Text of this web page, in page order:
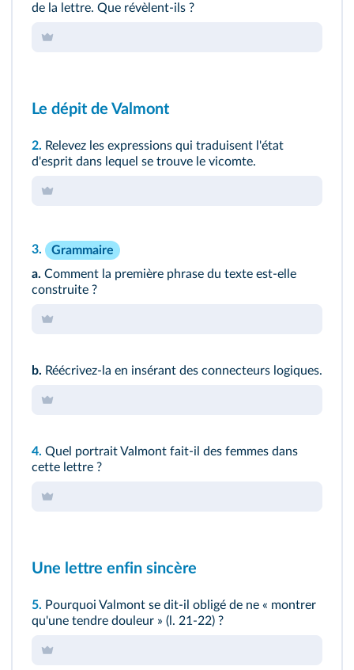
de la lettre. Que révèlent-ils ?
Le dépit de Valmont
2. Relevez les expressions qui traduisent l'état
d'esprit dans lequel se trouve le vicomte.
3.
Grammaire
a. Comment la première phrase du texte est‑elle
construite ?
b. Réécrivez‑la en insérant des connecteurs logiques.
4. Quel portrait Valmont fait‑il des femmes dans
cette lettre ?
Une lettre enfin sincère
5. Pourquoi Valmont se dit-il obligé de ne « montrer
qu'une tendre douleur » ( l. 21-22) ?